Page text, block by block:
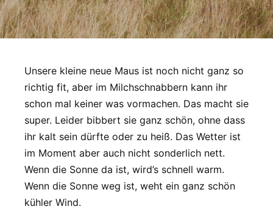
Unsere kleine neue Maus ist noch nicht ganz so
richtig fit, aber im Milchschnabbern kann ihr
schon mal keiner was vormachen. Das macht sie
super. Leider bibbert sie ganz schön, ohne dass
ihr kalt sein dürfte oder zu heiß. Das Wetter ist
im Moment aber auch nicht sonderlich nett.
Wenn die Sonne da ist, wird’s schnell warm.
Wenn die Sonne weg ist, weht ein ganz schön
kühler Wind.